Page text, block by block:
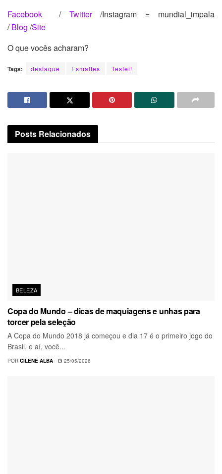
Facebook
/ Twitter/Instagram = mundial_impala
/Blog /Site
O que vocês acharam?
Tags: destaque Esmaltes Testei!
Posts Relacionados
BELEZA
Copa do Mundo – dicas de maquiagens e unhas para
torcer pela seleção
A Copa do Mundo 2018 já começou e dia 17 é o primeiro jogo do
Brasil, e aí, você...
POR CILENE ALBA 25/05/2026